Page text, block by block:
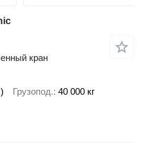
кран
Грузопод. 40 000 кг